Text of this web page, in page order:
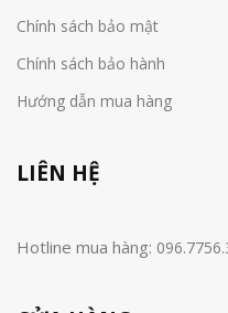
Chính sách bảo mật
Chính sách bảo hành
Hướng dẫn mua hàng
LIÊN HỆ
Hotline mua hàng: